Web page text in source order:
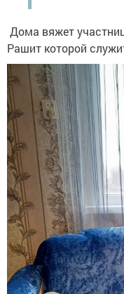
Дома вяжет
Рашит которой